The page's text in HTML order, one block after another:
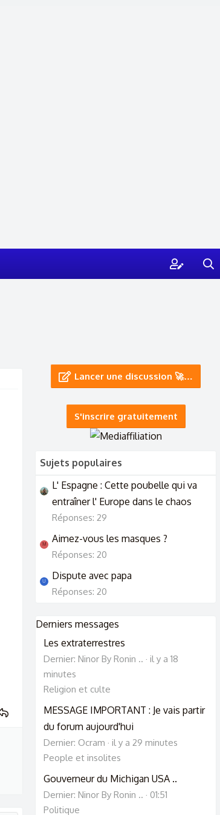
Lancer une discussion 🚀…
S'inscrire gratuitement
Sujets populaires
L' Espagne : Cette poubelle qui va
entraîner l' Europe dans le chaos
Réponses: 29
M Aimez-vous les masques ?
Réponses: 20
U Dispute avec papa
Réponses: 20
Derniers messages
Les extraterrestres
Dernier: Ninor By Ronin ..
il y a 18
minutes
Religion et culte
MESSAGE IMPORTANT : Je vais partir
du forum aujourd'hui
Dernier: Ocram
il y a 29 minutes
People et insolites
Gouverneur du Michigan USA ..
Dernier: Ninor By Ronin ..
01:51
Politique